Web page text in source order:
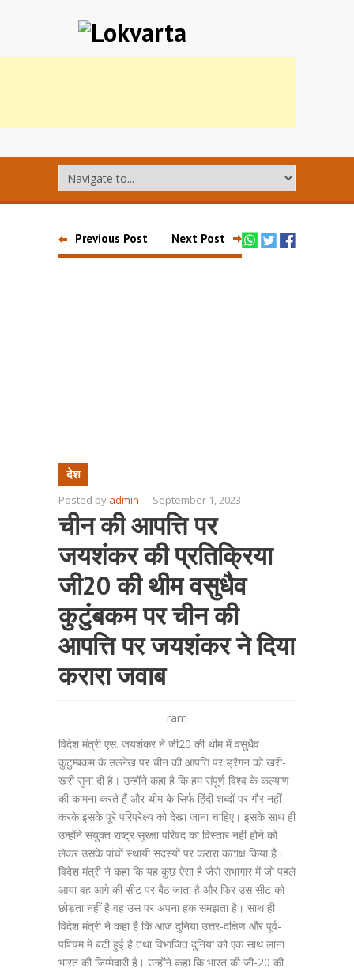
Previous Post Next Post
देश
Posted by admin - September 1, 2023
चीन की आपत्ति पर
जयशंकर की प्रतिक्रिया
जी20 की थीम वसुधैव
कुटुंबकम पर चीन की
आपत्ति पर जयशंकर ने दिया
करारा जवाब
ram
विदेश मंत्री एस. जयशंकर ने जी20 की थीम में वसुधैव
कुटुम्बकम के उल्लेख पर चीन की आपत्ति पर ड्रैगन को खरी-
खरी सुना दी है। उन्होंने कहा है कि हम संपूर्ण विश्व के कल्याण
की कामना करते हैं और थीम के सिर्फ हिंदी शब्दों पर गौर नहीं
करके इसके पूरे परिप्रेक्ष्य को देखा जाना चाहिए। इसके साथ ही
उन्होंने संयुक्त राष्ट्र सुरक्षा परिषद का विस्तार नहीं होने को
लेकर उसके पांचों स्थायी सदस्यों पर करारा कटाक्ष किया है।
विदेश मंत्री ने कहा कि यह कुछ ऐसा है जैसे सभागार में जो पहले
आया वह आगे की सीट पर बैठ जाता है और फिर उस सीट को
छोड़ता नहीं है वह उस पर अपना हक समझता है। साथ ही
विदेश मंत्री ने कहा है कि आज दुनिया उत्तर-दक्षिण और पूर्व-
पश्चिम में बंटी हुई है तथा विभाजित दुनिया को एक साथ लाना
भारत की जिम्मेदारी है। उन्होंने कहा कि भारत की जी-20 की